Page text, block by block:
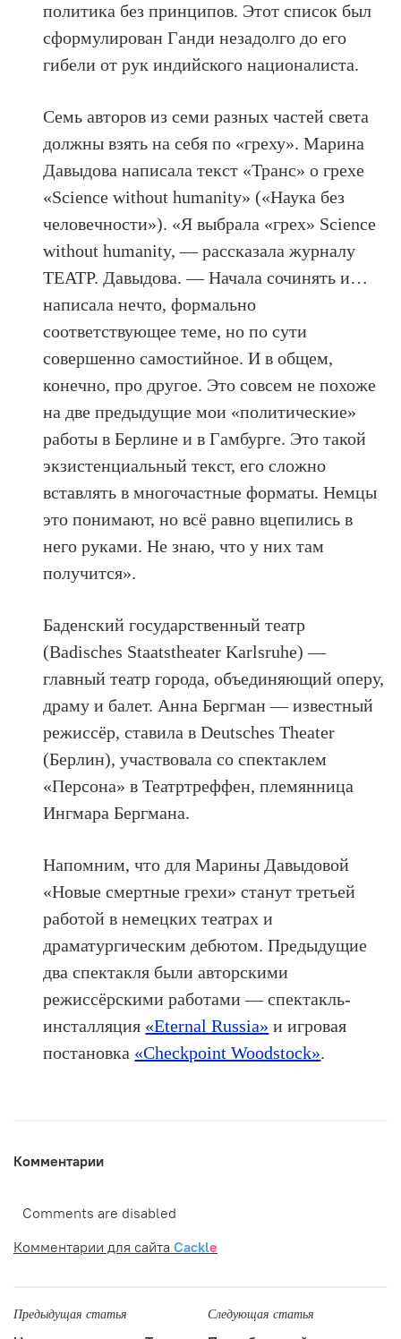
политика без принципов. Этот список был
сформулирован Ганди незадолго до его
гибели от рук индийского националиста.
Семь авторов из семи разных частей света
должны взять на себя по «греху». Марина
Давыдова написала текст «Транс» о грехе
«Science without humanity» («Наука без
человечности»). «Я выбрала «грех» Science
without humanity, — рассказала журналу
ТЕАТР. Давыдова. — Начала сочинять и…
написала нечто, формально
соответствующее теме, но по сути
совершенно самостийное. И в общем,
конечно, про другое. Это совсем не похоже
на две предыдущие мои «политические»
работы в Берлине и в Гамбурге. Это такой
экзистенциальный текст, его сложно
вставлять в многочастные форматы. Немцы
это понимают, но всё равно вцепились в
него руками. Не знаю, что у них там
получится».
Баденский государственный театр
(Badisches Staatstheater Karlsruhe) —
главный театр города, объединяющий оперу,
драму и балет. Анна Бергман — известный
режиссёр, ставила в Deutsches Theater
(Берлин), участвовала со спектаклем
«Персона» в Театртреффен, племянница
Ингмара Бергмана.
Напомним, что для Марины Давыдовой
«Новые смертные грехи» станут третьей
работой в немецких театрах и
драматургическим дебютом. Предыдущие
два спектакля были авторскими
режиссёрскими работами — спектакль-
инсталляция «Eternal Russia» и игровая
постановка «Checkpoint Woodstock».
Комментарии
Comments are disabled
Комментарии для сайта Cackle
Предыдущая статья Следующая статья